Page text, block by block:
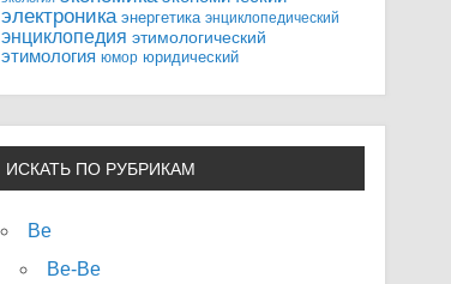
электроника энергетика энциклопедический
энциклопедия этимологический
этимология юмор юридический
ИСКАТЬ ПО РУБРИКАМ
Be
Be-Be